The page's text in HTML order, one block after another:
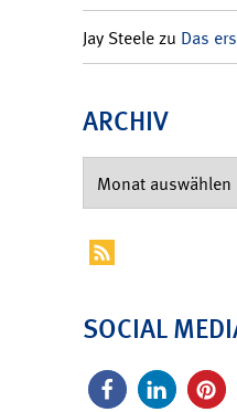
Jay Steelezu Das
ARCHIV
SOCIAL